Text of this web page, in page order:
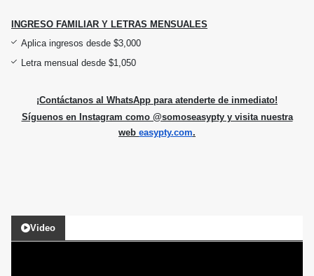
INGRESO FAMILIAR Y LETRAS MENSUALES
Aplica ingresos desde $3,000
Letra mensual desde $1,050
¡Contáctanos al WhatsApp para atenderte de inmediato!
Síguenos en Instagram como @somoseasypty y visita nuestra
web easypty.com.
Video